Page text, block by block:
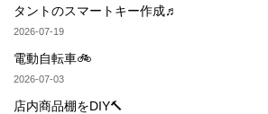
タントのスマートキー作成♬
2026-07-19
電動自転車🚲
2026-07-03
店内商品棚をDIY🔨